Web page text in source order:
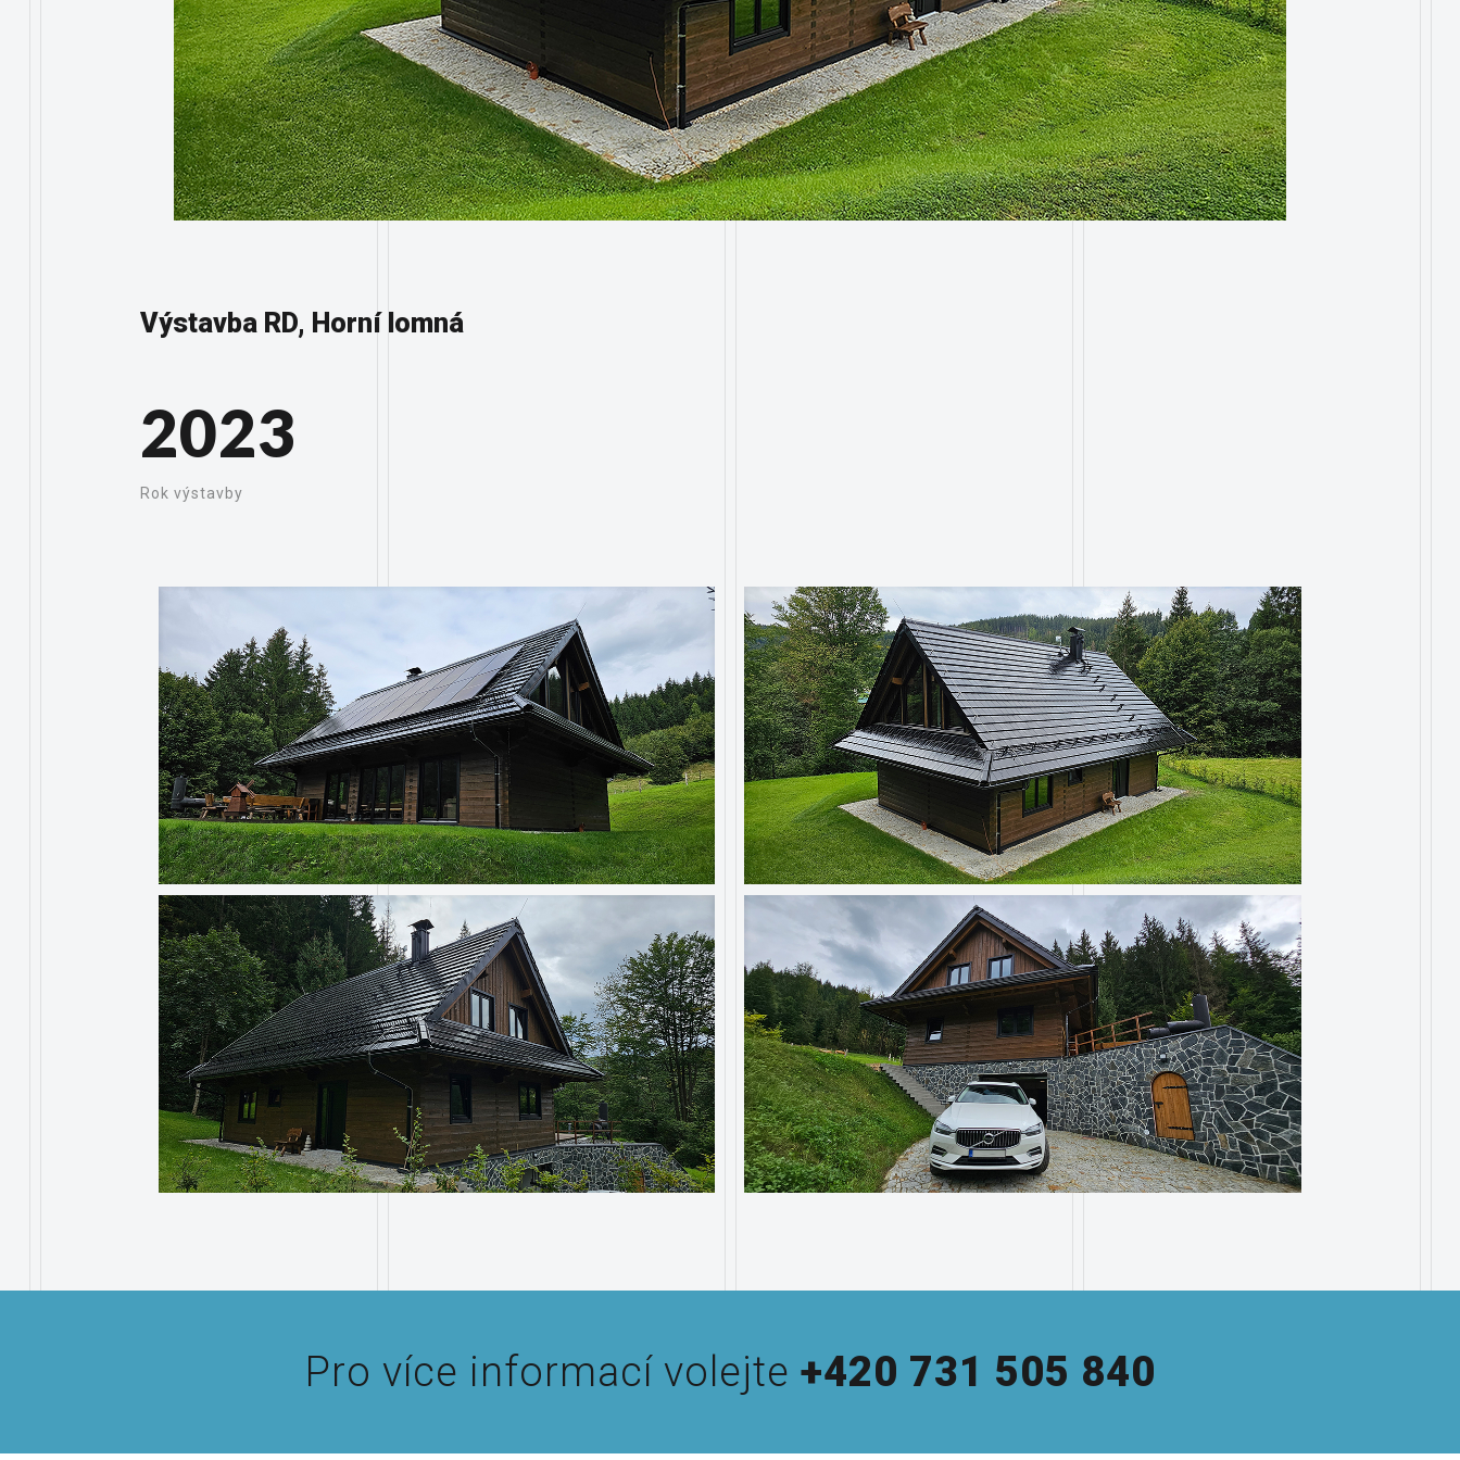
Výstavba RD, Horní lomná
2023
Rok výstavby
Pro více informací volejte +420 731 505 840